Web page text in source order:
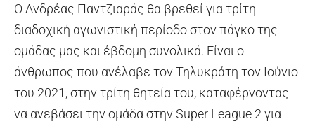
Ο Ανδρέας Παντζιαράς θα βρεθεί για τρίτη
διαδοχική αγωνιστική περίοδο στον πάγκο της
ομάδας μας και έβδομη συνολικά. Είναι ο
άνθρωπος που ανέλαβε τον Τηλυκράτη τον Ιούνιο
του 2021, στην τρίτη θητεία του, καταφέρνοντας
να ανεβάσει την ομάδα στην Super League 2 για